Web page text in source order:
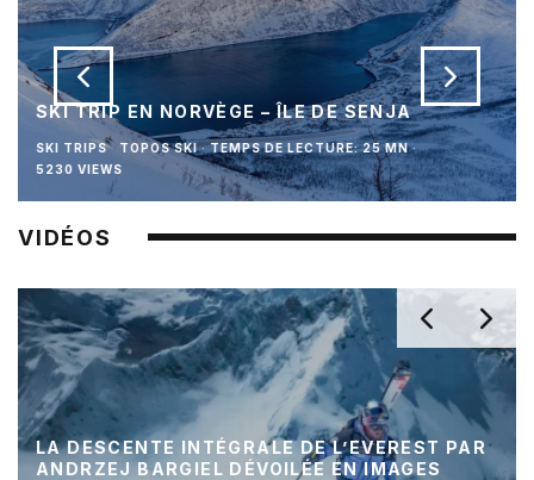
SKI TRIP EN NORVÈGE – ÎLE DE SENJA
SKI TRIPS TOPOS SKI · TEMPS DE LECTURE: 25 MN ·
5230 VIEWS
VIDÉOS
LA DESCENTE INTÉGRALE DE L’EVEREST PAR
ANDRZEJ BARGIEL DÉVOILÉE EN IMAGES